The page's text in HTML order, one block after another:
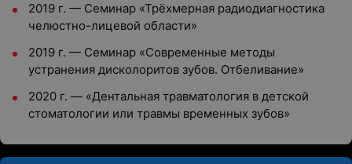
2019 г. — Семинар «Трёхмерная радиодиагностика
челюстно-лицевой области»
2019 г. — Семинар «Современные методы
устранения дисколоритов зубов. Отбеливание»
2020 г. — «Дентальная травматология в детской
стоматологии или травмы временных зубов»